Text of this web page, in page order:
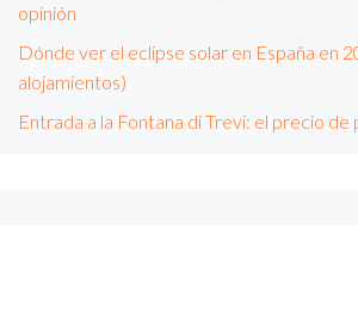
opinión
Dónde ver el eclipse solar en España en
alojamientos)
Entrada a la Fontana di Trevi: el precio de